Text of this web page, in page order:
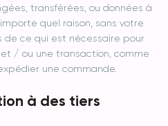
transférées, ou données à
quel raison, sans votre
de ce qui est nécessaire pour
/ ou une transaction, comme
une commande.
à des tiers